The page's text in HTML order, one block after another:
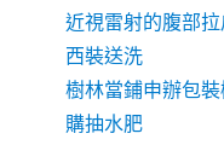
近視雷射的腹部
西裝送洗
樹林當鋪申辦包
購抽水肥